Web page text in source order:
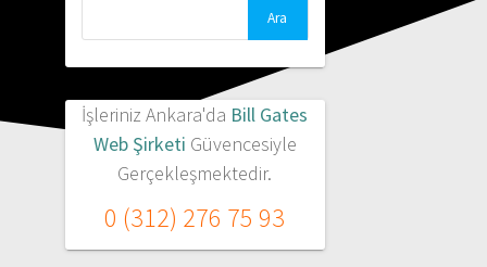
İşleriniz Ankara'da Bill Gates
Web Şirketi Güvencesiyle
Gerçekleşmektedir.
0 (312) 276 75 93